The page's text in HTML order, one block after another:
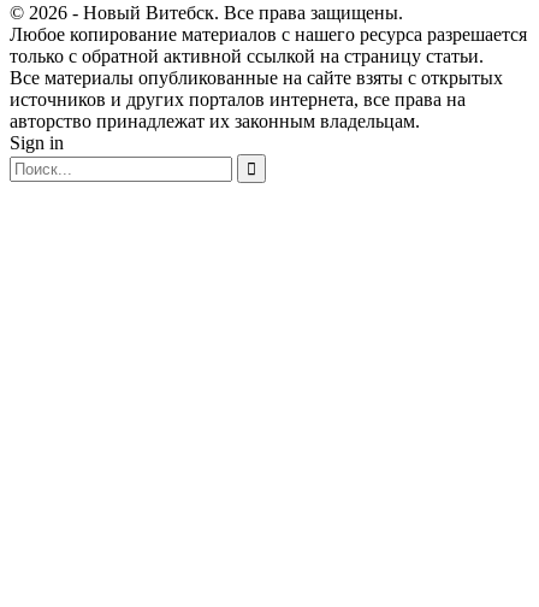
© 2026 - Новый Витебск. Все права защищены.
Любое копирование материалов с нашего ресурса разрешается
только с обратной активной ссылкой на страницу статьи.
Все материалы опубликованные на сайте взяты с открытых
источников и других порталов интернета, все права на
авторство принадлежат их законным владельцам.
Sign in